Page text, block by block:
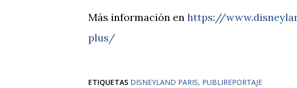
Más información en https://
plus/
ETIQUETAS DISNEYLAND PARIS PUBLIREPORTAJE